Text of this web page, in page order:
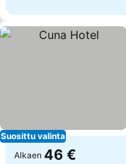
Suosittu valinta
Alkaen 46 €